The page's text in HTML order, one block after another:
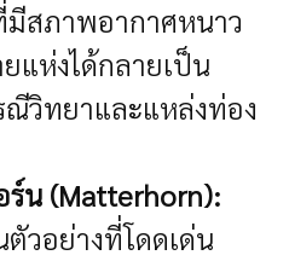
มีสภาพอากาศหนาว
แห่งได้กลายเป็น
วิทยาและแหล่งท่อง
ร์น (Matterhorn):
วอย่างที่โดดเด่น